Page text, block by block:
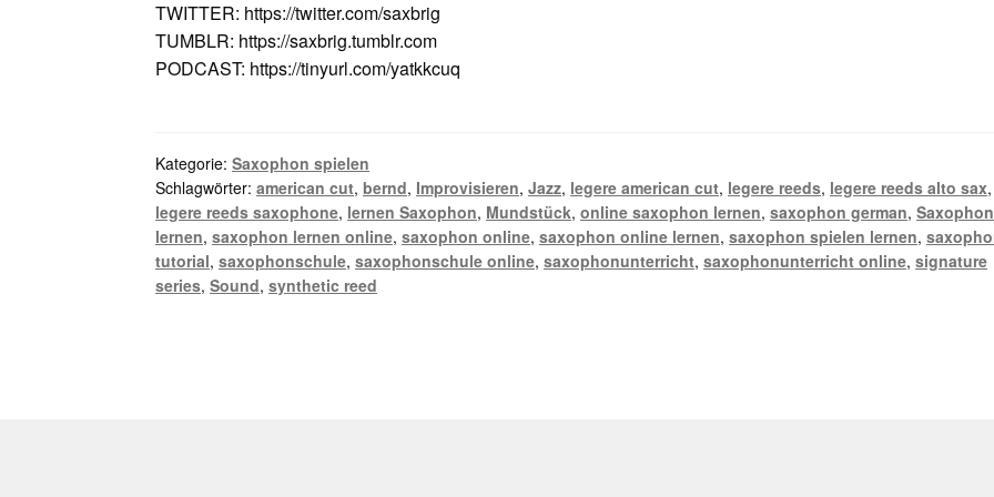
TWITTER: https://twitter.com/saxbrig
TUMBLR: https://saxbrig.tumblr.com
PODCAST: https://tinyurl.com/yatkkcuq
Kategorie:Saxophon spielen
Schlagwörter:american cut,bernd, Improvisieren,Jazz, legere american cut, legere reeds, legere reeds alto sax,
legere reeds saxophone, lernen Saxophon, Mundstück,online saxophon lernen,saxophon german,Saxophon
lernen,saxophon lernen online,saxophon online,saxophon online lernen,saxophon spielen lernen,
tutorial,saxophonschule,saxophonschule online,saxophonunterricht,saxophonunterricht online,signature
series,Sound,synthetic reed